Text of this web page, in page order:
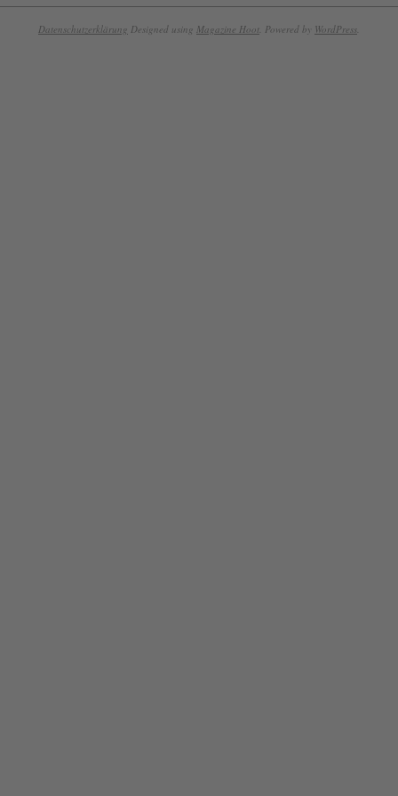
Datenschutzerklärung Designed using Magazine Hoot. Powered by WordPress.